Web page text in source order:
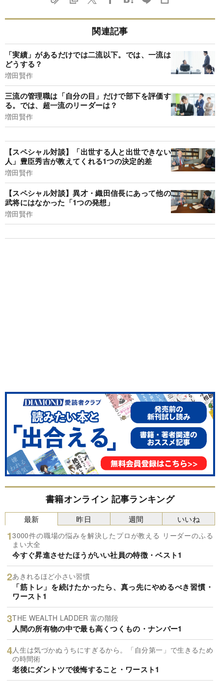
関連記事
「実績」があるだけでは二流以下。では、一流は
どうする？
増田賢作
三流の管理職は「自分の目」だけで部下を評価す
る。では、超一流のリーダーは？
増田賢作
【スペシャル対談】「出世する人と出世できない
人」豊臣秀吉が教えてくれる1つの決定的差
増田賢作
【スペシャル対談】異才・織田信長にあって他の
武将にはなかった「1つの発想」
増田賢作
書籍オンライン 記事ランキング
最新
3000件の職場の悩みを解決したプロが教える リーダーのふる
まい大全
今すぐ昇進させたほうがいい社員の特徴・ベスト1
あきれるほど小さい習慣
「筋トレ」を続けたかったら、真っ先にやめるべき習慣・
ワースト1
THE WEALTH LADDER 富の階段
人間の所有物の中で最も高くつくもの・ナンバー1
人生は気づかぬうちにすぎるから。「自分第一」で生きるため
の時間術
老後にダントツで後悔すること・ワースト1
昨日 週間 いいね